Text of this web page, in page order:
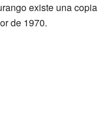
existe una copia
de 1970.